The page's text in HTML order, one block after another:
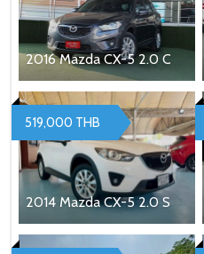
2016 Mazda CX-5 2.0 C
2014 Mazda CX-5 2.0 S
519,000 THB